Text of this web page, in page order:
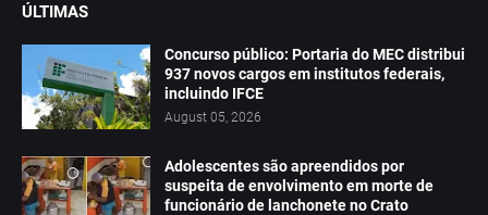
ÚLTIMAS
Concurso público: Portaria do MEC distribui
937 novos cargos em institutos federais,
incluindo IFCE
August 05, 2026
Adolescentes são apreendidos por
suspeita de envolvimento em morte de
funcionário de lanchonete no Crato